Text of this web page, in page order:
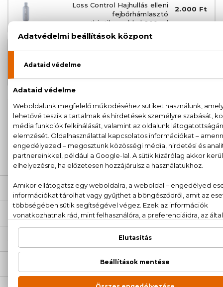
Loss Control Hajhullás elleni
fejbőrhámlasztó
posztbiotikumokkal 200 ml
2.000 Ft
fejbőrmaszk posztbiotikumokkal
100% eredeti termékek, 14 napos visszaküldési
garanciával
Kérdésed van, elakadtál? Hívd ügyfélszolgálatunkat:+36
20 779 1924
LEÍRÁS
ÉRTÉKELÉSEK (0)